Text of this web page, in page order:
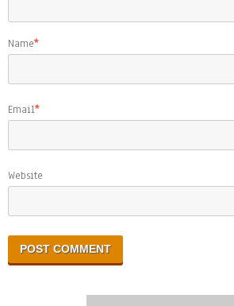
Name*
Email*
Website